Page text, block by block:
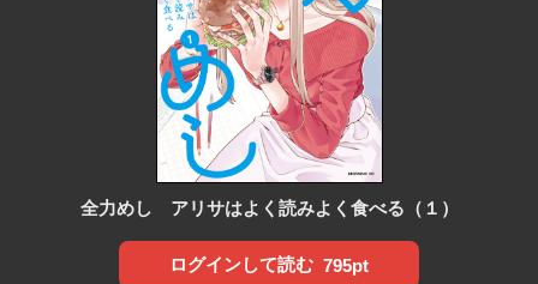
全力めし アリサはよく読みよく食べる（１）
ログインして読む 795pt